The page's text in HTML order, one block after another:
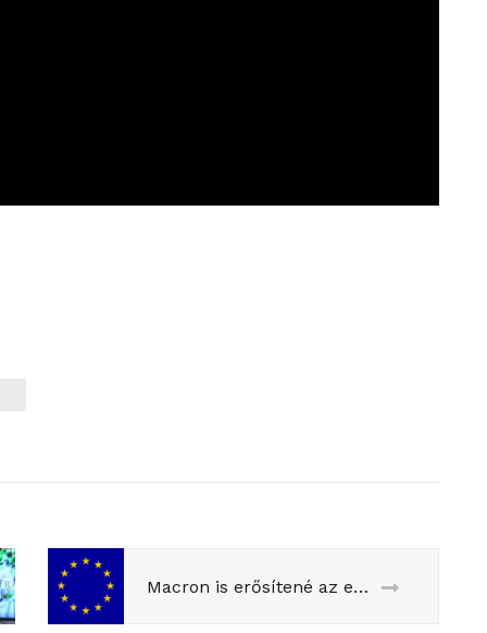
Macron is erősítené az európai védelmet